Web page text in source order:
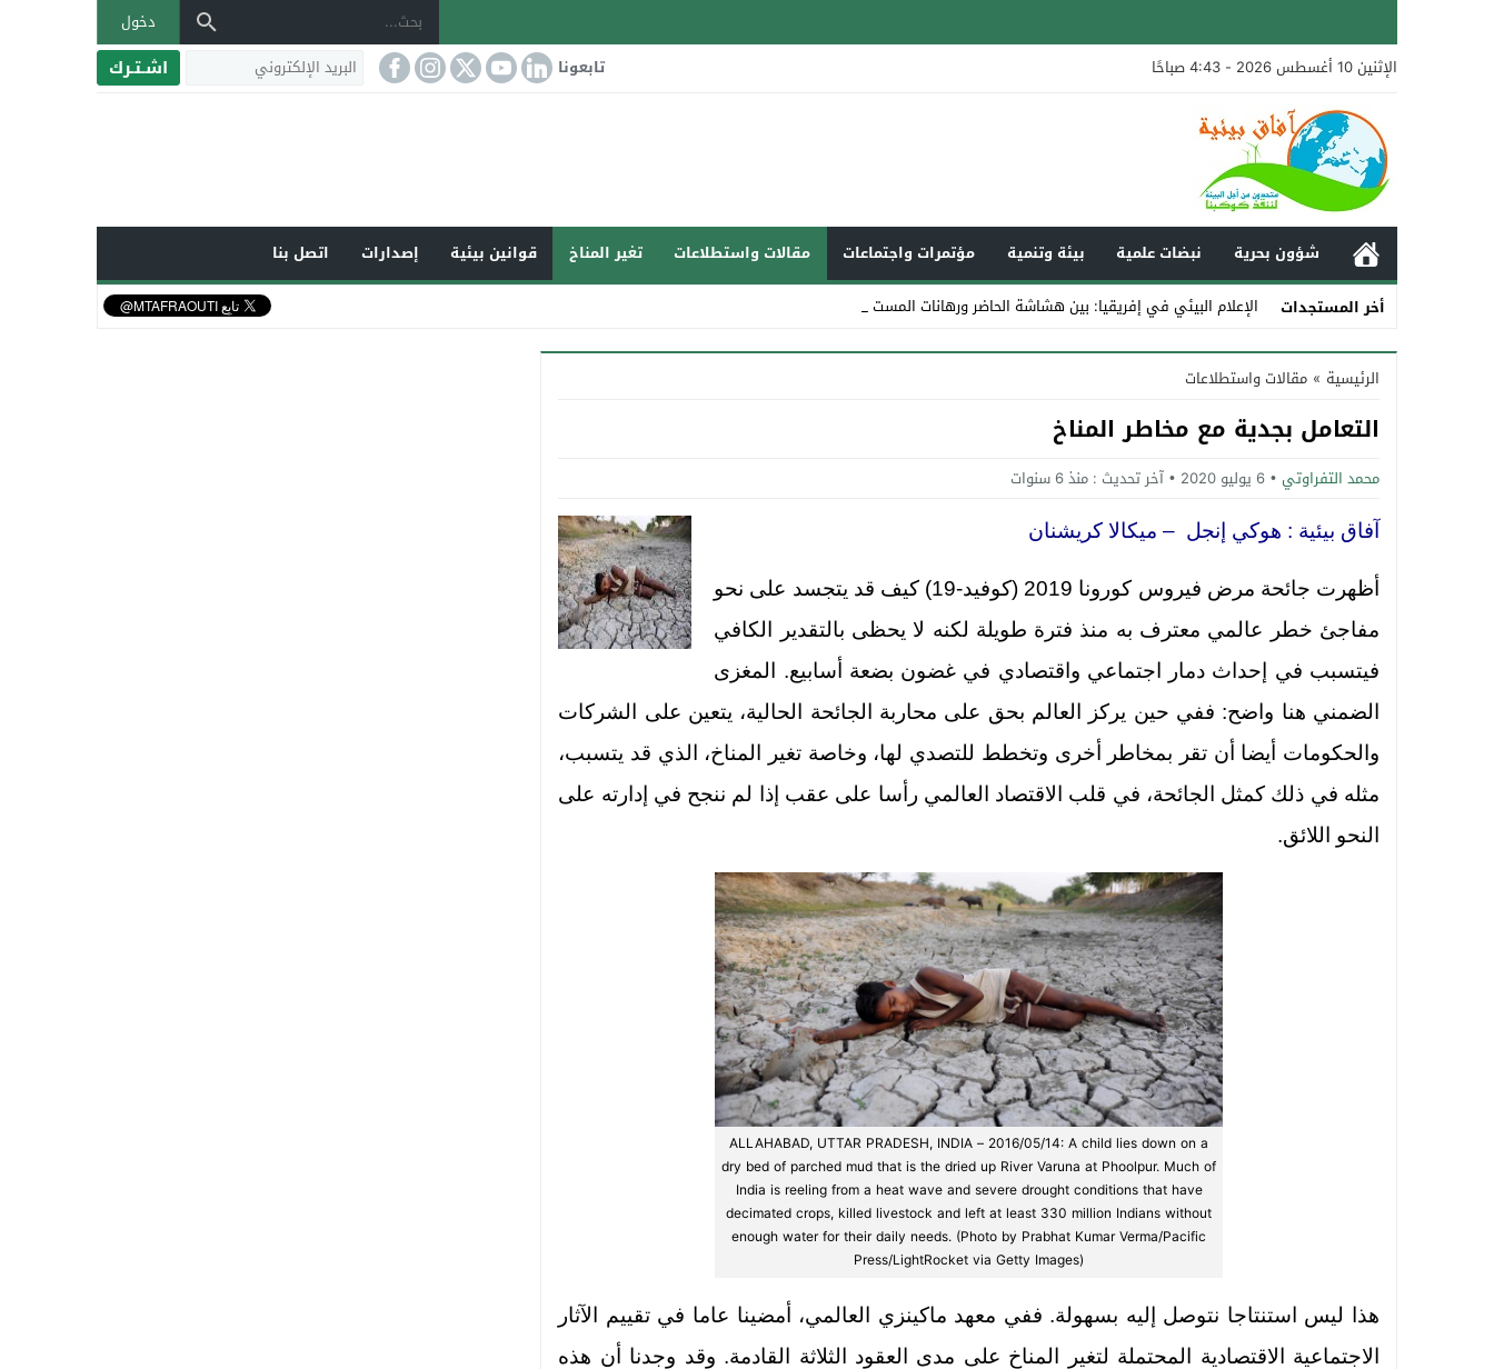
دخول
الإثنين 10 أغسطس 2026 - 4:43 صباحًا
تابعونا اشـتـرك
شؤون بحرية نبضات علمية بيئة وتنمية مؤتمرات واجتماعات مقالات واستطلاعات تغير المناخ قوانين بيئية إصدارات
اتصل بنا
أخر المستجدات
الإعلام البيئي في إفريقيا: بين هشاشة الحاضر ورهانات المستقبل
Stop
Previous
Next
الرئيسية » مقالات واستطلاعات
التعامل بجدية مع مخاطر المناخ
محمد التفراوتي 6 يوليو 2020 آخر تحديث : منذ 6 سنوات
آفاق بيئية : هوكي إنجل – ميكالا كريشنان
أظهرت جائحة مرض فيروس كورونا 2019 (كوفيد-19) كيف قد يتجسد على نحو
مفاجئ خطر عالمي معترف به منذ فترة طويلة لكنه لا يحظى بالتقدير الكافي
فيتسبب في إحداث دمار اجتماعي واقتصادي في غضون بضعة أسابيع. المغزى
الضمني هنا واضح: ففي حين يركز العالم بحق على محاربة الجائحة الحالية، يتعين على الشركات
والحكومات أيضا أن تقر بمخاطر أخرى وتخطط للتصدي لها، وخاصة تغير المناخ، الذي قد يتسبب،
مثله في ذلك كمثل الجائحة، في قلب الاقتصاد العالمي رأسا على عقب إذا لم ننجح في إدارته على
النحو اللائق.
ALLAHABAD, UTTAR PRADESH, INDIA – 2016/05/14: A child lies down on a
dry bed of parched mud that is the dried up River Varuna at Phoolpur. Much of
India is reeling from a heat wave and severe drought conditions that have
decimated crops, killed livestock and left at least 330 million Indians without
enough water for their daily needs. (Photo by Prabhat Kumar Verma/Pacific
Press/LightRocket via Getty Images)
هذا ليس استنتاجا نتوصل إليه بسهولة. ففي معهد ماكينزي العالمي، أمضينا عاما في تقييم الآثار
الاجتماعية الاقتصادية المحتملة لتغير المناخ على مدى العقود الثلاثة القادمة. وقد وجدنا أن هذه